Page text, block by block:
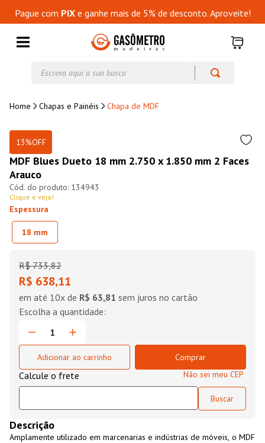
Pague com PIXe ganhe mais de 5% de desconto. Aproveite!
Chapas e Painéis Chapa de MDF
13%OFF
MDF Blues Dueto 18 mm 2.750 x 1.850 mm 2 Faces
Arauco
134943
Clique e veja!
Espessura
18 mm
R$ 733,82
R$ 638,11
em até 10x de R$ 63,81 sem juros no cartão
Adicionar ao carrinho
Comprar
Não sei meu CEP
Descrição
Amplamente utilizado em marcenarias e indústrias de móveis, o MDF